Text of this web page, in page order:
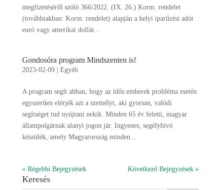
megfizetéséről szóló 366/2022. (IX. 26.) Korm. rendelet
(továbbiakban: Korm. rendelet) alapján a helyi iparűzési adót
euró vagy amerikai dollár...
Gondosóra program Mindszenten is!
2023-02-09| Egyéb
A program segít abban, hogy az idős emberek probléma esetén
egyszerűen elérjék azt a személyt, aki gyorsan, valódi
segítséget tud nyújtani nekik. Minden 65 év feletti, magyar
állampolgárnak alanyi jogon jár. Ingyenes, segélyhívó
készülék, amely Magyarország minden...
« Régebbi Bejegyzések Következő Bejegyzések »
Keresés